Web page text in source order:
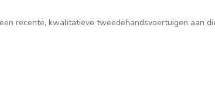
recente, kwalitatieve tweedehandsvoertuigen aan